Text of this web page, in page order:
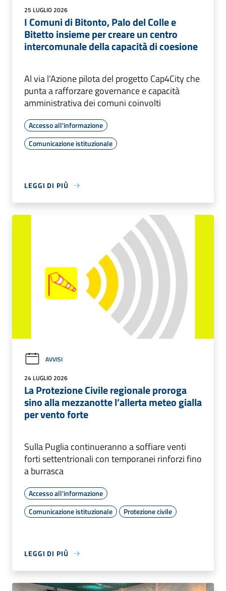
25 LUGLIO 2026
I Comuni di Bitonto, Palo del Colle e
Bitetto insieme per creare un centro
intercomunale della capacità di coesione
Al via l'Azione pilota del progetto Cap4City che
punta a rafforzare governance e capacità
amministrativa dei comuni coinvolti
Accesso all'informazione
Comunicazione istituzionale
LEGGI DI PIÙ
AVVISI
24 LUGLIO 2026
La Protezione Civile regionale proroga
sino alla mezzanotte l’allerta meteo gialla
per vento forte
Sulla Puglia continueranno a soffiare venti
forti settentrionali con temporanei rinforzi fino
a burrasca
Accesso all'informazione
Comunicazione istituzionale
Protezione civile
LEGGI DI PIÙ